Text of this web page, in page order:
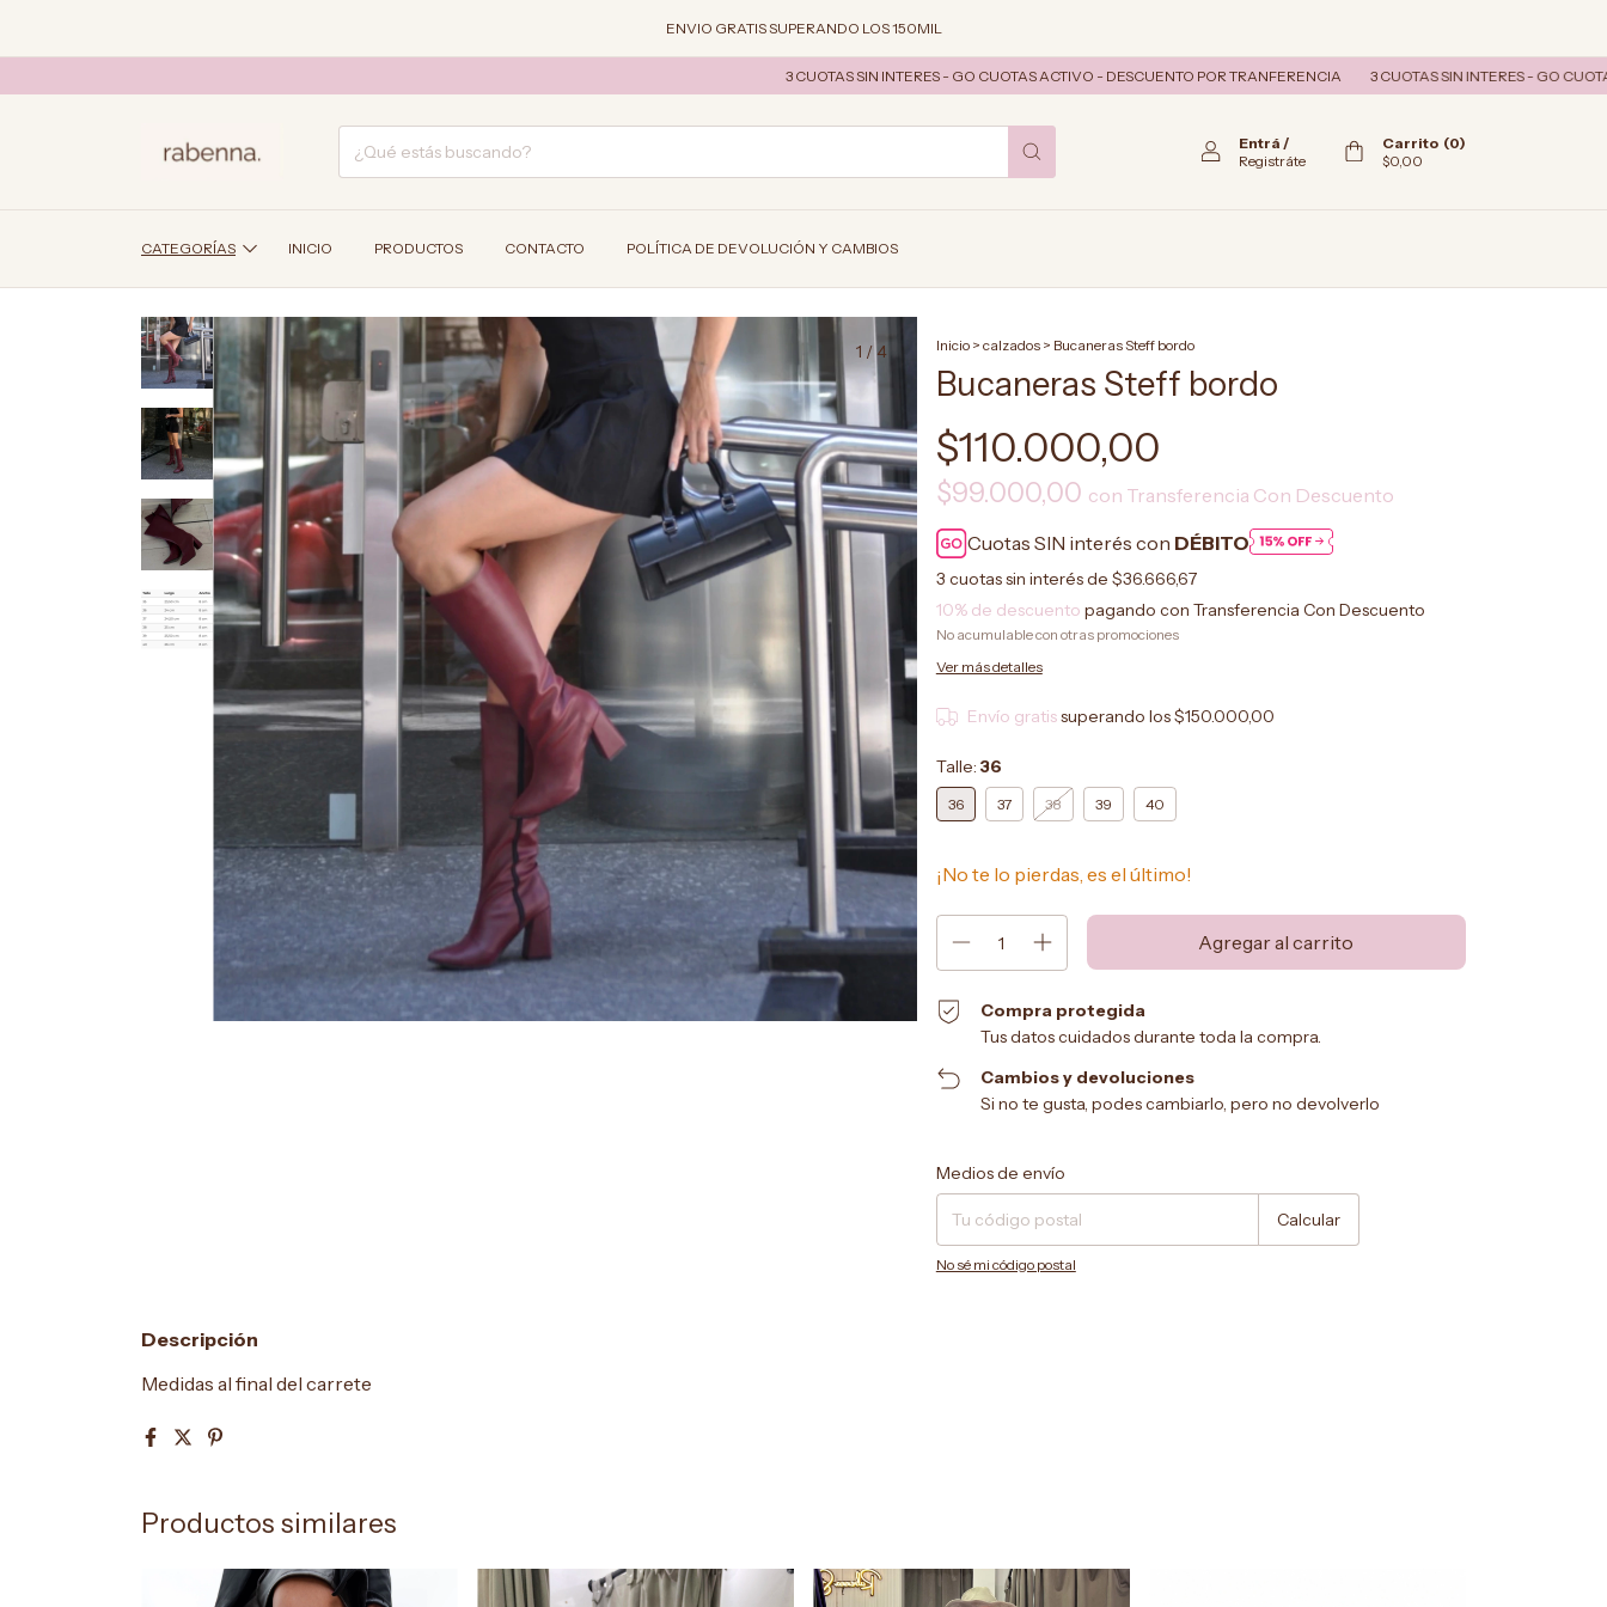
ENVIO GRATIS SUPERANDO LOS 150MIL
3 CUOTAS SIN INTERES - GO CUOTAS ACTIVO - DESCUENTO POR TRANFERENCIA 3 CUOTAS SIN INTERES - GO CUOTAS
Entrá /
Registráte
Carrito (0)
$0,00
CATEGORÍAS INICIO PRODUCTOS CONTACTO POLÍTICA DE DEVOLUCIÓN Y CAMBIOS
1 /4 Inicio > calzados > Bucaneras Steff bordo
Bucaneras Steff bordo
$110.000,00
$99.000,00 con Transferencia Con Descuento
Cuotas SIN interés con DÉBITO
3 cuotas sin interés de $36.666,67
10% de descuento pagando con Transferencia Con Descuento
No acumulable con otras promociones
Ver más detalles
Envío gratissuperando los$150.000,00
Talle: 36
36 37 38 39 40
¡No te lo pierdas, es el último!
Compra protegida
Tus datos cuidados durante toda la compra.
Cambios y devoluciones
Si no te gusta, podes cambiarlo, pero no devolverlo
Entregas para el CP:
Medios de envío
Calcular
No sé mi código postal
Descripción
Medidas al final del carrete
Productos similares